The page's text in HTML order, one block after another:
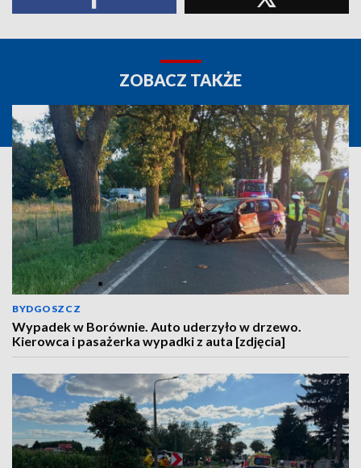
ZOBACZ TAKŻE
BYDGOSZCZ
Wypadek w Borównie. Auto uderzyło w drzewo.
Kierowca i pasażerka wypadki z auta [zdjęcia]